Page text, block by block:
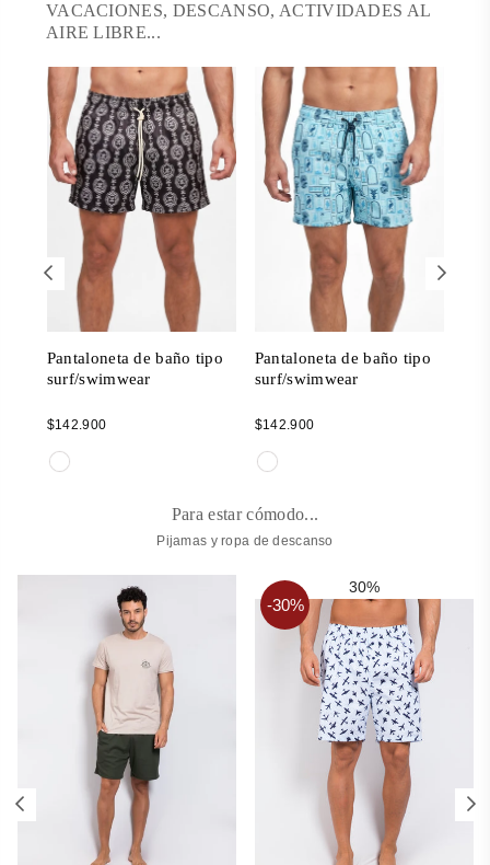
VACACIONES, DESCANSO, ACTIVIDADES AL
AIRE LIBRE...
Pantaloneta de baño tipo
surf/swimwear
Regular
$142.900
Pantaloneta de baño tipo
surf/swimwear
Regular
$142.900
Para estar cómodo...
Pijamas y ropa de descanso
30%
-30%